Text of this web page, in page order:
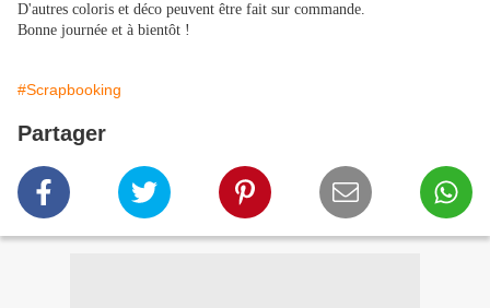
D'autres coloris et déco peuvent être fait sur commande.
Bonne journée et à bientôt !
#Scrapbooking
Partager